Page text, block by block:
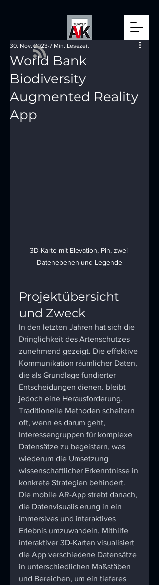
World Bank
Biodiversity
Augmented Reality
App
30. Nov. 2023 7 Min. Lesezeit
3D-Karte mit Elevation, Pin, zwei
Datenebenen und Legende
Projektübersicht
und Zweck
In den letzten Jahren hat sich die
Dringlichkeit des Artenschutzes
zunehmend gezeigt. Die effektive
Kommunikation räumlicher Daten,
die als Grundlage fundierter
Entscheidungen dienen, bleibt
jedoch eine Herausforderung.
Traditionelle Methoden scheitern
oft, wenn es darum geht,
Interessengruppen für komplexe
Datensätze zu begeistern, was
wiederum die Umsetzung
wissenschaftlicher Erkenntnisse in
konkrete Strategien behindert.
Die mobile AR-App strebt danach,
die Datenvisualisierung in ein
immersives und interaktives
Erlebnis umzuwandeln. Mithilfe
interaktiver 3D-Karten visualisiert
die App verschiedene Datensätze
in unterschiedlichen Maßstäben
und Bereichen, um ein tieferes